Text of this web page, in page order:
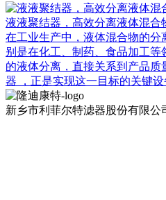
液液聚结器，高效分离液体混合
在工业生产中，液体混合物的
别是在化工、制药、食品加工
的液体分离，直接关系到产品
器 ，正是实现这一目标的关键设
新乡市利菲尔特滤器股份有限公